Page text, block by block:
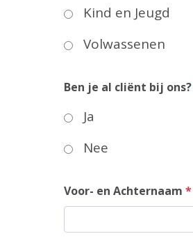
Kind en Jeugd
Volwassenen
Ben je al cliënt bij ons?
Ja
Nee
Voor- en Achternaam *